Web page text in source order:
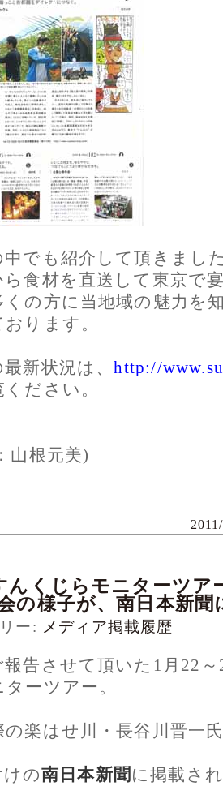
中でも紹介して頂きまし
ら食材を直送して東京で
くの方に当地域の魅力を
ります。
最新状況は、http://
ださい。
山根元美)
んくじらモニターツア
の様子が、南日本新
ー: メディア掲載履歴
報告させて頂いた1月22
ターツアー。
の楽はせ川・長谷川晋一
の南日本新聞 に掲載さ